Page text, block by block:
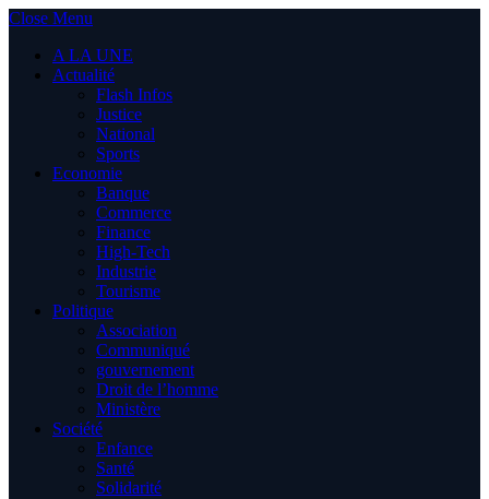
Close Menu
A LA UNE
Actualité
Flash Infos
Justice
National
Sports
Economie
Banque
Commerce
Finance
High-Tech
Industrie
Tourisme
Politique
Association
Communiqué
gouvernement
Droit de l’homme
Ministère
Société
Enfance
Santé
Solidarité